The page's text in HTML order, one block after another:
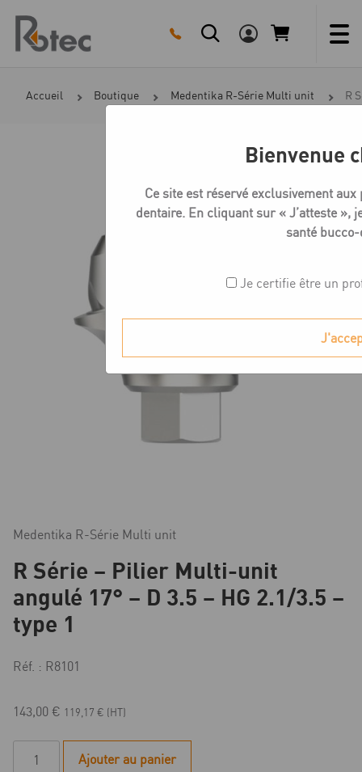
content
Accueil Boutique Medentika R-Série Multi unit R
Medentika R-Série Multi unit
R Série – Pilier Multi-unit
angulé 17° – D 3.5 – HG 2.1/3.5 –
type 1
Réf. : R8101
143,00 € 119,17 € (HT)
Ajouter au panier
Bienvenue
Ce site est réservé exclusivement
dentaire. En cliquant sur « J’atteste »,
santé
Je certifie être un